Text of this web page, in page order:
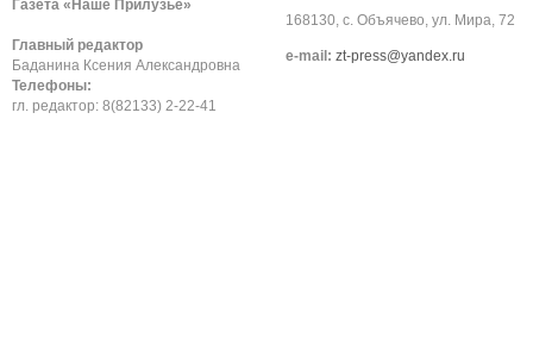
Газета «Наше Прилузье»
Главный редактор
Баданина Ксения Александровна
Телефоны:
гл. редактор: 8(82133) 2-22-41
168130, с. Объячево, ул. Мира, 72
е-mail: zt-press@yandex.ru